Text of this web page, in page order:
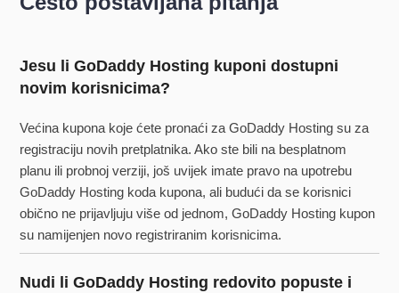
Jesu li GoDaddy Hosting kuponi dostupni
novim korisnicima?
Većina kupona koje ćete pronaći za GoDaddy Hosting su za
registraciju novih pretplatnika. Ako ste bili na besplatnom
planu ili probnoj verziji, još uvijek imate pravo na upotrebu
GoDaddy Hosting koda kupona, ali budući da se korisnici
obično ne prijavljuju više od jednom, GoDaddy Hosting kupon
su namijenjen novo registriranim korisnicima.
Nudi li GoDaddy Hosting redovito popuste i